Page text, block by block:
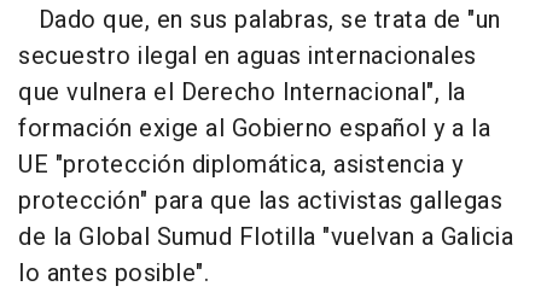
Dado que, en sus palabras, se trata de "un
secuestro ilegal en aguas internacionales
que vulnera el Derecho Internacional", la
formación exige al Gobierno español y a la
UE "protección diplomática, asistencia y
protección" para que las activistas gallegas
de la Global Sumud Flotilla "vuelvan a Galicia
lo antes posible".